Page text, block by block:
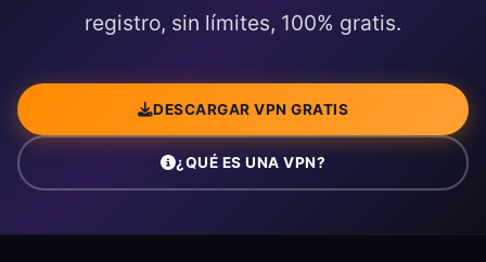
registro, sin límites, 100% gratis.
DESCARGAR VPN GRATIS
¿QUÉ ES UNA VPN?